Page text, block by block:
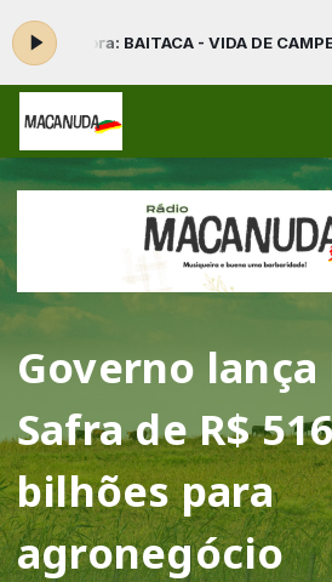
- VIDA DE CAMPEIRO 2016
Governo lança
Safra de R$
bilhões para
agronegócio